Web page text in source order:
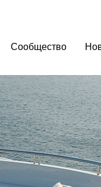
Сообщество